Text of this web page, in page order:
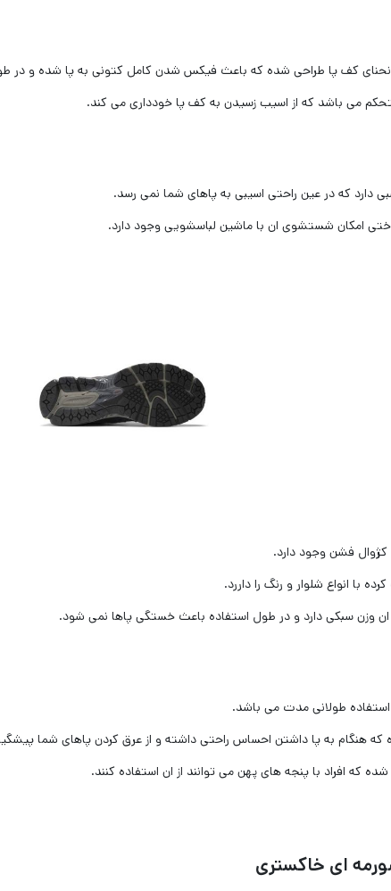
کف پا طراحی شده که باعث فیکس شدن کامل کتونی به پا شده و در
می باشد که از اسیب زسیدن به کف پا خودداری می کند.
دارد که در عین ‌راحتی اسیبی به پاهای شما نمی رسد.
امکان شستشوی ان با ماشین لباسشویی وجود دارد.
فشن وجود دارد.
با انواع شلوار و رنگ را داررد.
ان وزن سبکی دارد و در طول استفاده باعث خستگی پاها نمی شود.
استفاده طولانی مدت می باشد.
هنگام به پا داشتن احساس راحتی داشته و از عرق کردن پاهای شما
که افراد با پنجه های پهن می توانند از ان استفاده کنند.